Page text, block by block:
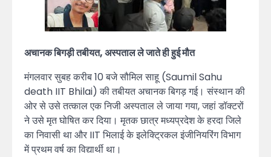
अचानक बिगड़ी तबीयत, अस्पताल ले जाते ही हुई मौत
मंगलवार सुबह करीब 10 बजे सौमिल साहू (Saumil Sahu
death IIT Bhilai) की तबीयत अचानक बिगड़ गई। संस्थान की
ओर से उसे तत्काल एक निजी अस्पताल ले जाया गया, जहां डॉक्टरों
ने उसे मृत घोषित कर दिया। मृतक छात्र मध्यप्रदेश के हरदा जिले
का निवासी था और IIT भिलाई के इलेक्ट्रिकल इंजीनियरिंग विभाग
में प्रथम वर्ष का विद्यार्थी था।